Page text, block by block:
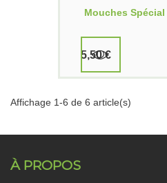
Mouches Spécial
5,50 €
Affichage 1-6 de 6 article(s)
À PROPOS